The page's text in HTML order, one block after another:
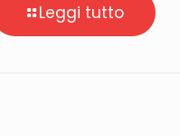
Leggi tutto